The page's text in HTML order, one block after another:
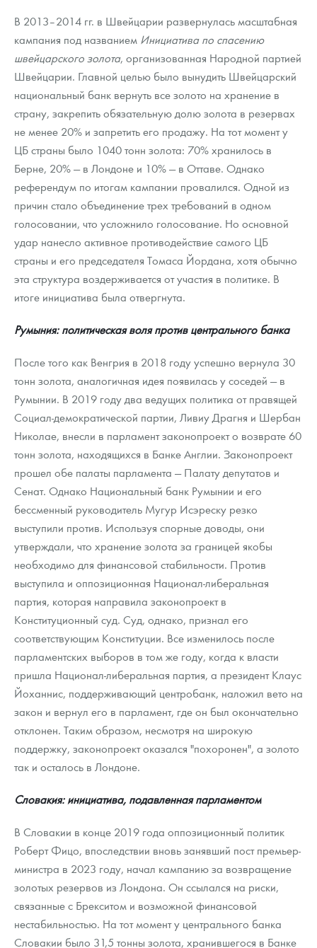
Золотая карманная галерея
Наборы подарочных и коллекционных монет
Монеты и жетоны из недрагоценных металлов
Книги по нумизматике
В 2013–2014 гг. в Швейцарии развернулась масштабная
кампания под названием Инициатива по спасению
швейцарского золота, организованная Народной партией
Швейцарии. Главной целью было вынудить Швейцарский
национальный банк вернуть все золото на хранение в
страну, закрепить обязательную долю золота в резервах
не менее 20% и запретить его продажу. На тот момент у
ЦБ страны было 1040 тонн золота: 70% хранилось в
Берне, 20% — в Лондоне и 10% — в Оттаве. Однако
референдум по итогам кампании провалился. Одной из
причин стало объединение трех требований в одном
голосовании, что усложнило голосование. Но основной
удар нанесло активное противодействие самого ЦБ
страны и его председателя Томаса Йордана, хотя обычно
эта структура воздерживается от участия в политике. В
итоге инициатива была отвергнута.
Румыния: политическая воля против центрального банка
После того как Венгрия в 2018 году успешно вернула 30
тонн золота, аналогичная идея появилась у соседей — в
Румынии. В 2019 году два ведущих политика от правящей
Социал-демократической партии, Ливиу Драгня и Шербан
Николае, внесли в парламент законопроект о возврате 60
тонн золота, находящихся в Банке Англии. Законопроект
прошел обе палаты парламента — Палату депутатов и
Сенат. Однако Национальный банк Румынии и его
бессменный руководитель Мугур Исэреску резко
выступили против. Используя спорные доводы, они
утверждали, что хранение золота за границей якобы
необходимо для финансовой стабильности. Против
выступила и оппозиционная Национал-либеральная
партия, которая направила законопроект в
Конституционный суд. Суд, однако, признал его
соответствующим Конституции. Все изменилось после
парламентских выборов в том же году, когда к власти
пришла Национал-либеральная партия, а президент Клаус
Йоханнис, поддерживающий центробанк, наложил вето на
закон и вернул его в парламент, где он был окончательно
отклонен. Таким образом, несмотря на широкую
поддержку, законопроект оказался "похоронен", а золото
так и осталось в Лондоне.
Словакия: инициатива, подавленная парламентом
В Словакии в конце 2019 года оппозиционный политик
Роберт Фицо, впоследствии вновь занявший пост премьер-
министра в 2023 году, начал кампанию за возвращение
золотых резервов из Лондона. Он ссылался на риски,
связанные с Брекситом и возможной финансовой
нестабильностью. На тот момент у центрального банка
Словакии было 31,5 тонны золота, хранившегося в Банке